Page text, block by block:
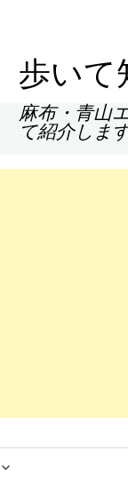
歩いて
麻布・青山
て紹介しま